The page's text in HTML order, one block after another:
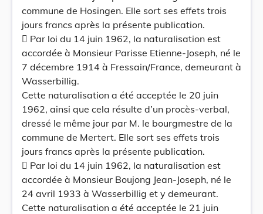
commune de Hosingen. Elle sort ses effets trois
jours francs après la présente publication.
 Par loi du 14 juin 1962, la naturalisation est
accordée à Monsieur Parisse Etienne-Joseph, né le
7 décembre 1914 à Fressain/France, demeurant à
Wasserbillig.
Cette naturalisation a été acceptée le 20 juin
1962, ainsi que cela résulte d’un procès-verbal,
dressé le même jour par M. le bourgmestre de la
commune de Mertert. Elle sort ses effets trois
jours francs après la présente publication.
 Par loi du 14 juin 1962, la naturalisation est
accordée à Monsieur Boujong Jean-Joseph, né le
24 avril 1933 à Wasserbillig et y demeurant.
Cette naturalisation a été acceptée le 21 juin